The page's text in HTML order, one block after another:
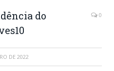
do
0
DE 2022